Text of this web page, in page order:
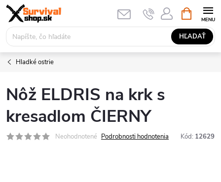
Prejsť
obsah
HĽADAŤ
KOŠÍK
Hladké ostrie
Nôž ELDRIS na krk s
kresadlom ČIERNY
Neohodnotené Podrobnosti hodnotenia Kód: 12629